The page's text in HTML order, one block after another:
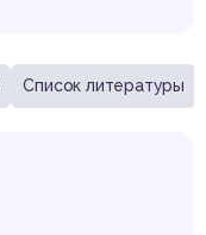
Список литературы